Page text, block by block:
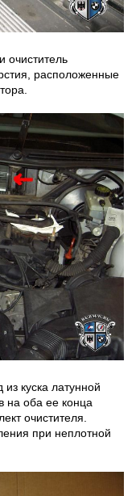
очиститель
расположенные
куска латунной
на оба ее конца
очистителя.
при неплотной